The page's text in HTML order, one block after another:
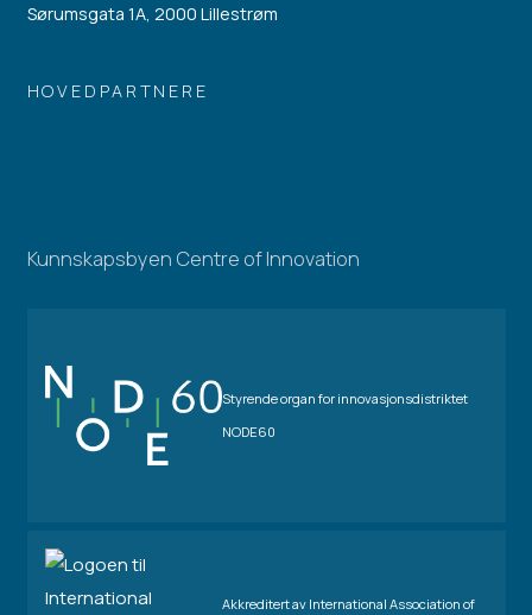
Sørumsgata 1A, 2000 Lillestrøm
HOVEDPARTNERE
Kunnskapsbyen Centre of Innovation
Styrende organ for innovasjonsdistriktet
NODE60
Akkreditert av International Association of